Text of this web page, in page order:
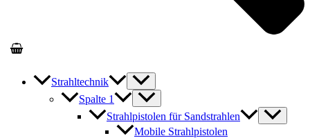
Strahltechnik
Spalte 1
Strahlpistolen für Sandstrahlen
Mobile Strahlpistolen